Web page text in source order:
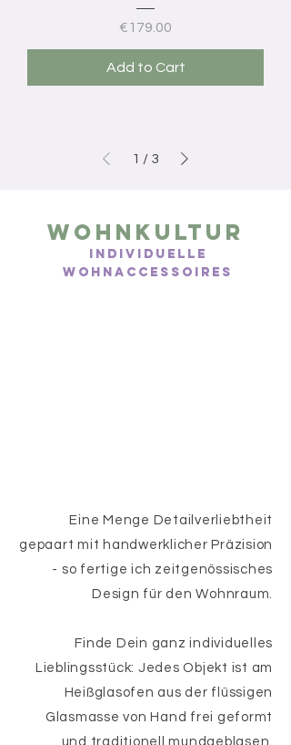
Price
€179.00
Add to Cart
1 / 3
Wohnkultur
Individuelle
Wohnaccessoires
Eine Menge Detailverliebtheit
gepaart mit handwerklicher Präzision
- so fertige ich zeitgenössisches
Design für den Wohnraum.
Finde Dein ganz individuelles
Lieblingsstück: Jedes Objekt ist am
Heißglasofen aus der flüssigen
Glasmasse von Hand frei geformt
und traditionell mundgeblasen.